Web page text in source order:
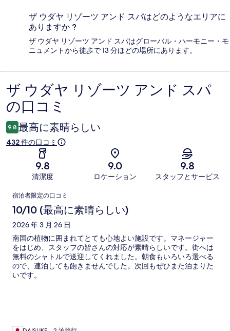
ザ ウダヤ リゾーツ アンド スパはどのようなエリアに
ありますか ?
ザ ウダヤ リゾーツ アンド スパはグローバル・ハーモニー・モ
ニュメントから徒歩で 13 分ほどの場所にあります。
口
コ
ミ
ザ ウダヤ リゾーツ アンド スパ
の口コミ
9.8 最高に素晴らしい
432 件の口コミ
9.8
清潔度
9.0
ロケーション
9.8
スタッフとサービス
口
コ
ミ
宿泊者限定の口コミ
10/10 (最高に素晴らしい)
2026 年 3 月 26 日
南国の植物に囲まれてとても心地よい施設です。マネージャー
をはじめ、スタッフの皆さんの対応が素晴らしいです。街へは
無料のシャトルで送迎してくれました。朝食もいろいろ選べる
ので、連泊しても飽きませんでした。次回もぜひまた泊まりた
いです。